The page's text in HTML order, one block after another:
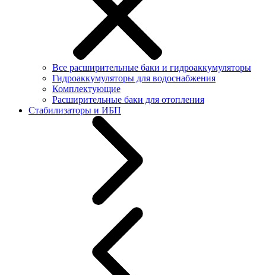
Все расширительные баки и гидроаккумуляторы
Гидроаккумуляторы для водоснабжения
Комплектующие
Расширительные баки для отопления
Стабилизаторы и ИБП